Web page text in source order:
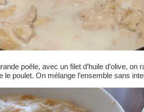
poêle, avec un filet d’huile d’olive,
le poulet. On mélange l’ensemble sans